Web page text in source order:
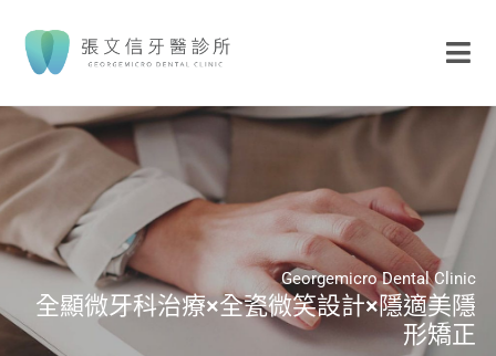
Georgemicro Dental Clinic
全顯微牙科治療×全瓷微笑設計×隱適美隱
形矯正